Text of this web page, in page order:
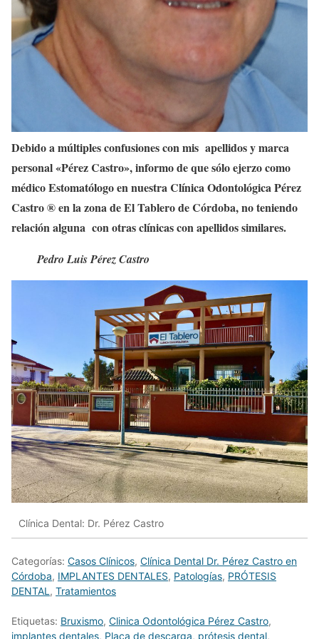
Debido a múltiples confusiones con mis apellidos y marca
personal «Pérez Castro», informo de que sólo ejerzo como
médico Estomatólogo en nuestra Clínica Odontológica Pérez
Castro ® en la zona de El Tablero de Córdoba, no teniendo
relación alguna con otras clínicas con apellidos similares.
Pedro Luis Pérez Castro
Clínica Dental: Dr. Pérez Castro
Categorías: Casos Clínicos, Clínica Dental Dr. Pérez Castro en
Córdoba, IMPLANTES DENTALES, Patologías, PRÓTESIS
DENTAL , Tratamientos
Etiquetas: Bruxismo, Clinica Odontológica Pérez Castro,
implantes dentales, Placa de descarga, prótesis dental,